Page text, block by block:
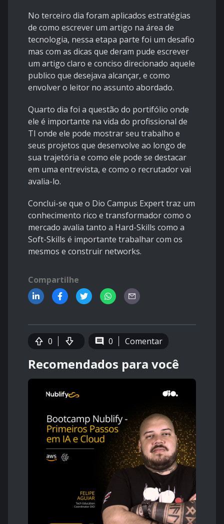
No terceiro dia foram aplicados estratégias
de como escrever um artigo na área de
tecnologia, nessa etapa parte foi um desafio
mas com as dicas que deram pude escrever
um artigo claro e conciso direcionado aquele
publico que desejava alcançar, e como
envolver o leitor no assunto abordado.
Quarto dia foi a questão do portifólio onde
ele é importante na vida do profissional de
TI onde ele pode mostrar seu trabalho e
seus projetos que desenvolve ao longo de
sua trajetória e como ele pode se destacar
em uma entrevista, e como o recrutador vai
avalia-lo.
Conclui-se que o Dio Campus Expert traz um
conhecimento rico e transformador como o
mercado avalia tanto a Hard-Skills como a
Soft-Skills é importante trabalhar com os
mesmos e construir networks.
Compartilhe
0 0 Comentar
Recomendados para você